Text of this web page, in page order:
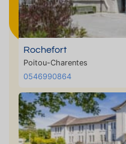
Rochefort
Poitou-Charentes
0546990864